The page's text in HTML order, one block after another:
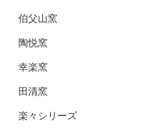
伯父山窯
陶悦窯
幸楽窯
田清窯
楽々シリーズ